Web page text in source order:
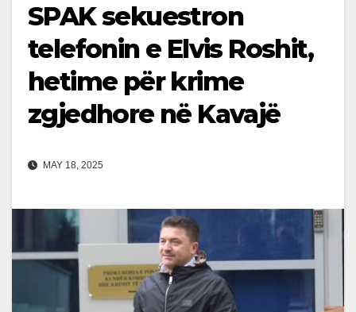
SPAK sekuestron
telefonin e Elvis Roshit,
hetime për krime
zgjedhore në Kavajë
MAY 18, 2025